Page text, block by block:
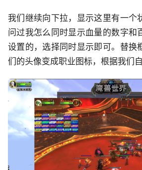
我们继续向下拉，显示这里有一个
问过我怎么同时显示血量的数字和
设置的，选择同时显示即可。替换
们的头像变成职业图标，根据我们